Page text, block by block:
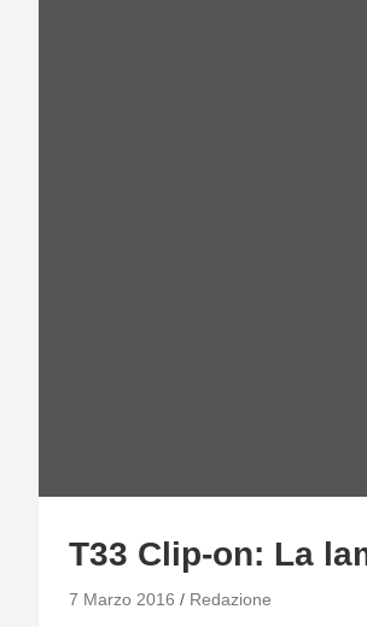
T33 Clip-on: La
7 Marzo 2016 Redazione